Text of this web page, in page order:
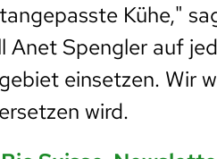
Kühe,"
Anet Spengler auf
einsetzen. Wir
wird.